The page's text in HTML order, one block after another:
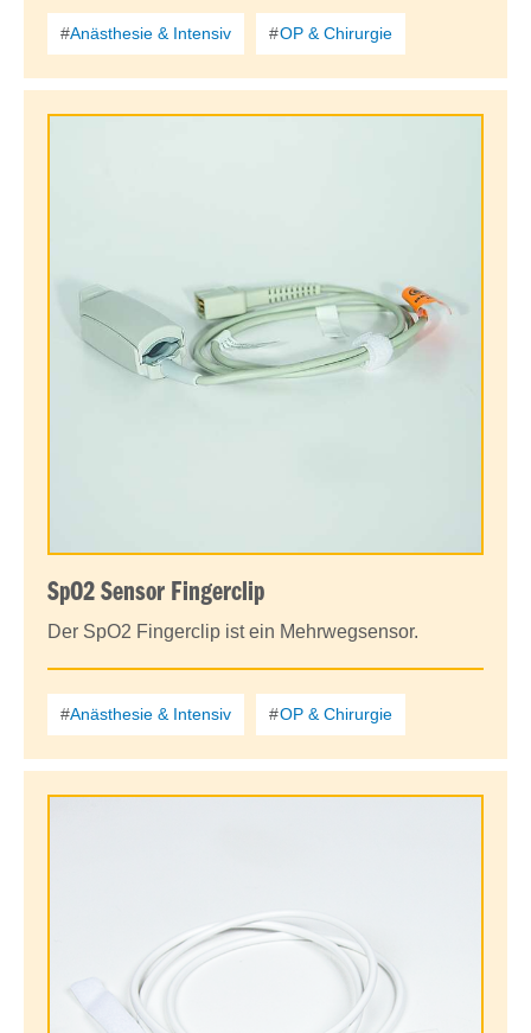
Anästhesie & Intensiv OP & Chirurgie
SpO2 Sensor Fingerclip
Der SpO2 Fingerclip ist ein Mehrwegsensor.
Anästhesie & Intensiv OP & Chirurgie